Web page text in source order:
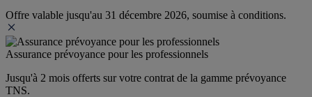
Offre valable jusqu'au 31 décembre 2026, soumise à conditions.
Assurance prévoyance pour les professionnels
Jusqu'à 2 mois offerts sur votre contrat de la gamme prévoyance
TNS.